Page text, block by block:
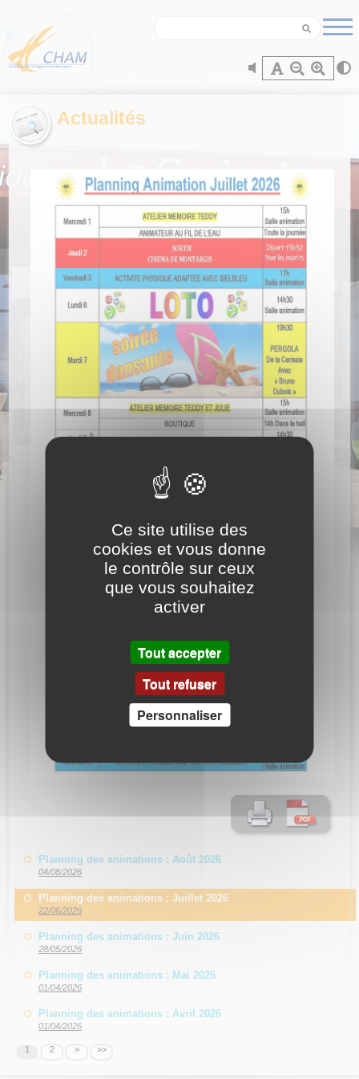
Actualités
Planning des animations : Août 2026
04/08/2026
Planning des animations : Juillet 2026
22/06/2026
Planning des animations : Juin 2026
28/05/2026
Planning des animations : Mai 2026
01/04/2026
Planning des animations : Avril 2026
01/04/2026
1 2 > >>
Ce site utilise des
cookies et vous donne
le contrôle sur ceux
que vous souhaitez
activer
Tout accepter
Tout refuser
Personnaliser